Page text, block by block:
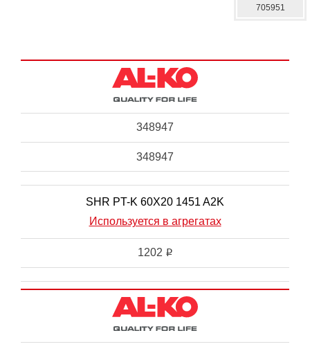
705951
348947
348947
SHR PT-K 60X20 1451 A2K
Используется в агрегатах
1202 i